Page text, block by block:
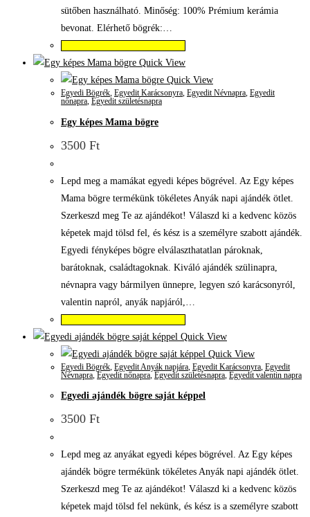
sütőben használható. Minőség: 100% Prémium kerámia
bevonat. Elérhető bögrék:…
Quick View
Quick View
Egyedi Bögrék, Egyedit Karácsonyra, Egyedit Névnapra, Egyedit
nőnapra, Egyedit születésnapra
Egy képes Mama bögre
3500 Ft
Lepd meg a mamákat egyedi képes bögrével. Az Egy képes
Mama bögre termékünk tökéletes Anyák napi ajándék ötlet.
Szerkeszd meg Te az ajándékot! Válaszd ki a kedvenc közös
képetek majd tölsd fel, és kész is a személyre szabott ajándék.
Egyedi fényképes bögre elválaszthatatlan pároknak,
barátoknak, családtagoknak. Kiváló ajándék szülinapra,
névnapra vagy bármilyen ünnepre, legyen szó karácsonyról,
valentin napról, anyák napjáról,…
Quick View
Quick View
Egyedi Bögrék Egyedit Anyák napjára Egyedit Karácsonyra Egyedit
Névnapra ,Egyedit nőnapra,Egyedit születésnapra Egyedit valentin napra
Egyedi ajándék bögre saját képpel
3500 Ft
Lepd meg az anyákat egyedi képes bögrével. Az Egy képes
ajándék bögre termékünk tökéletes Anyák napi ajándék ötlet.
Szerkeszd meg Te az ajándékot! Válaszd ki a kedvenc közös
képetek majd tölsd fel nekünk, és kész is a személyre szabott